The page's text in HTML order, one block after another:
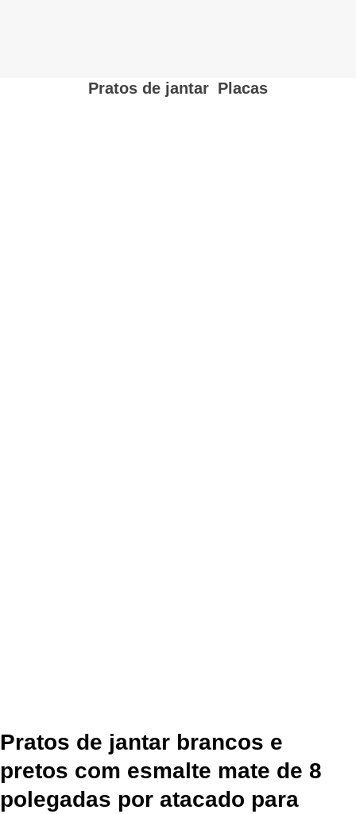
Pratos de jantar, Placas
Pratos de jantar brancos e
pretos com esmalte mate de 8
polegadas por atacado para